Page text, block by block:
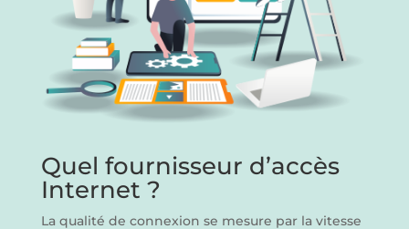
Quel fournisseur d’accès
Internet ?
La qualité de connexion se mesure par la vitesse